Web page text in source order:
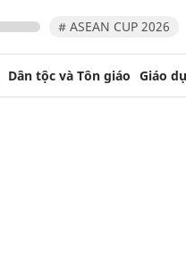
# ASEAN CUP 2026
Dân tộc và Tôn giáo Giáo